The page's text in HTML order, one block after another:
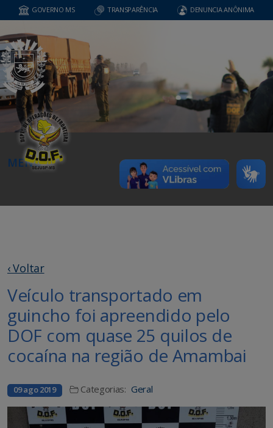
GOVERNO MS TRANSPARÊNCIA DENUNCIA ANÔNIMA
MENU
‹ Voltar
Veículo transportado em
guincho foi apreendido pelo
DOF com quase 25 quilos de
cocaína na região de Amambai
09 ago 2019 Categorias: Geral